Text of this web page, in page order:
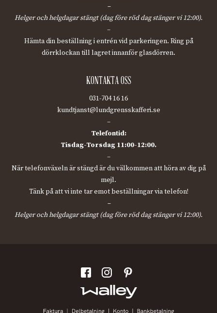
–
Helger och helgdagar stängt (dag före röd dag stänger vi 12:00).
–
Hämta din beställning i entrén vid parkeringen. Ring på
dörrklockan till lagret innanför glasdörren.
KONTAKTA OSS
031-704 16 16
kundtjanst@lundgrensskafferi.se
–
Telefontid:
Tisdag-Torsdag 11:00-12:00.
–
När telefonväxeln är stängd är du välkommen att höra av dig på
mejl.
Tänk på att vi inte tar emot beställningar via telefon!
–
Helger och helgdagar stängt (dag före röd dag stänger vi 12:00).